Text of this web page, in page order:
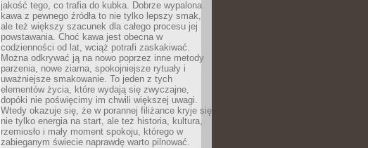
jakość tego, co trafia do kubka. Dobrze wypalona
kawa z pewnego źródła to nie tylko lepszy smak,
ale też większy szacunek dla całego procesu jej
powstawania. Choć kawa jest obecna w
codzienności od lat, wciąż potrafi zaskakiwać.
Można odkrywać ją na nowo poprzez inne metody
parzenia, nowe ziarna, spokojniejsze rytuały i
uważniejsze smakowanie. To jeden z tych
elementów życia, które wydają się zwyczajne,
dopóki nie poświęcimy im chwili większej uwagi.
Wtedy okazuje się, że w porannej filiżance kryje się
nie tylko energia na start, ale też historia, kultura,
rzemiosło i mały moment spokoju, którego w
zabieganym świecie naprawdę warto pilnować.